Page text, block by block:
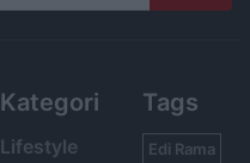
Kategori
Lifestyle
Tags
Edi Rama